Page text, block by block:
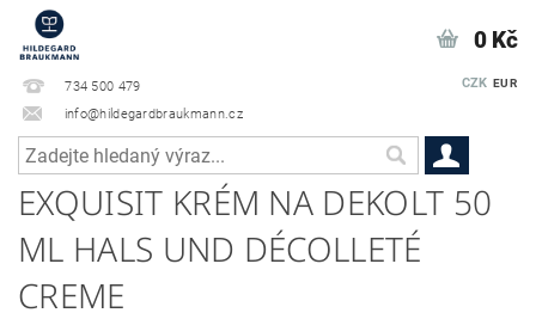
734 500 479
info@hildegardbraukmann.cz
CZK EUR
0 Kč
EXQUISIT KRÉM NA DEKOLT 50
ML HALS UND DÉCOLLETÉ
CREME